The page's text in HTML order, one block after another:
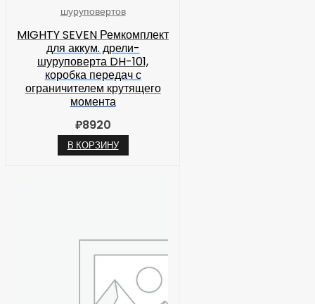
шуруповертов
MIGHTY SEVEN Ремкомплект
для аккум. дрели-
шуруповерта DH-101,
коробка передач с
ограничителем крутящего
момента
₽8920
В КОРЗИНУ